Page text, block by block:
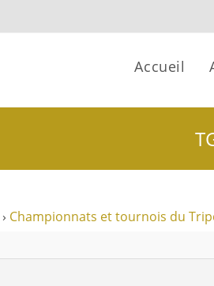
Accueil
› Championnats et tournois du